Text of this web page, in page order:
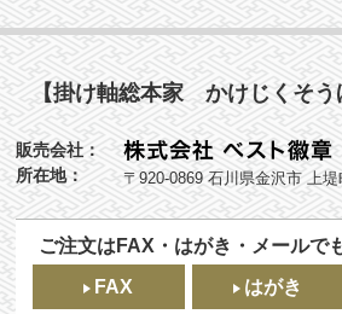
【掛け軸総本家 かけじくそう
販売会社：
所在地：
〒920-0869 石川県金沢市 上
ご注文はFAX・はがき・メールで
FAX
はがき